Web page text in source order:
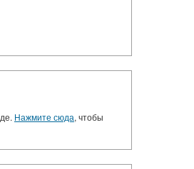
Нажмите сюда, чтобы